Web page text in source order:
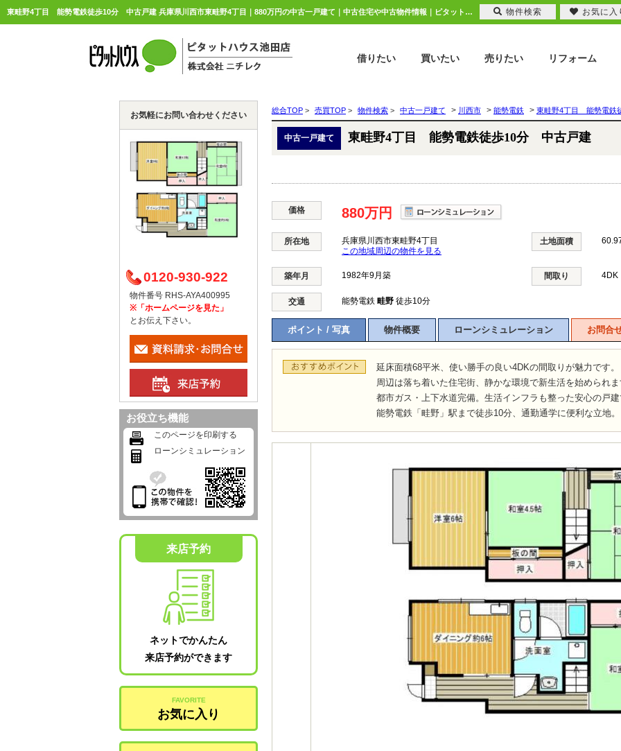
東畦野4丁目 能勢電鉄徒歩10分 中古戸建 兵庫県川西市東畦野4丁目｜880万円の中古一戸建て｜中古住宅や中古物件情報｜ピタットハウス池田店 株式会社ニチレク
借りたい 買いたい 売りたい リフォーム
総合TOP > 売買TOP > 物件検索 > 中古一戸建て > 川西市 > 能勢電鉄 > 東畦野4丁目 能勢電鉄
中古一戸建て 東畦野4丁目 能勢電鉄徒歩10分 中古戸建
価格 880万円
所在地
兵庫県川西市東畦野4丁目
この地域周辺の物件を見る
土地面積
築年月 1982年9月築 間取り
交通 能勢電鉄 畦野 徒歩10分
ポイント / 写真 物件概要 ローンシミュレーション お問合
延床面積68平米、使い勝手の良い4DKの間取りが魅力です。
周辺は落ち着いた住宅街、静かな環境で新生活を始められ
都市ガス・上下水道完備。生活インフラも整った安心の戸
能勢電鉄「畦野」駅まで徒歩10分、通勤通学に便利な立地。
お気軽にお問い合わせください
0120-930-922
物件番号 RHS-AYA400995
※「ホームページを見た」
とお伝え下さい。
お役立ち機能
このページを印刷する
ローンシミュレーション
来店予約
ネットでかんたん
来店予約ができます
FAVORITE
お気に入り
物件検索 お気に入